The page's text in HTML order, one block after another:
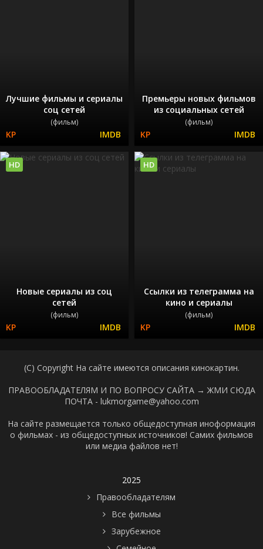
Лучшие фильмы и сериалы
соц сетей
(фильм)
Премьеры новых фильмов
из социальных сетей
(фильм)
Новые сериалы из соц
сетей
(фильм)
HD
Ссылки из телеграмма на
кино и сериалы
(фильм)
HD
(C) Copyright На сайте имеются описания кинокартин.
ПРАВООБЛАДАТЕЛЯМ И ПО ВОПРОСУ САЙТА → ЖМИ СЮДА
ПОЧТА - lukmorgame@yahoo.com
На сайте размещается только общедоступная иноформация
о фильмах - из общедоступных источников! Самих фильмов
или медиа файлов нет!
2025
Правообладателям
Все фильмы
Зарубежное